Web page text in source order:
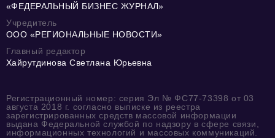
«ФЕДЕРАЛЬНЫЙ БИЗНЕС ЖУРНАЛ»
Учредитель
ООО «РЕГИОНАЛЬНЫЕ НОВОСТИ»
Главный редактор
Хайрутдинова Светлана Юрьевна
Регистрационный номер: серия Эл № ФС77-73398 от 03
августа 2018 г. согласно выписке из реестра
зарегистрированных средств массовой информации
выдана Федеральной службой по надзору в сфере связи,
информационных технологий и массовых коммуникаций.